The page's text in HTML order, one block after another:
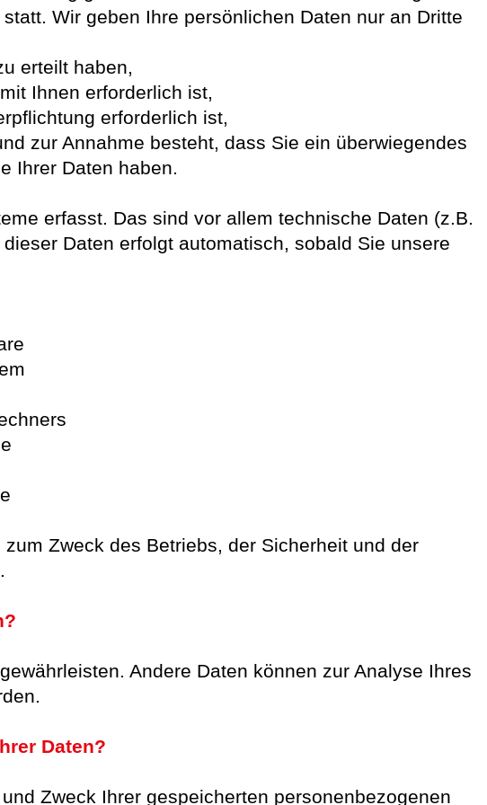
Wir geben Ihre persönlichen Daten nur an Dritte
erteilt haben,
Ihnen erforderlich ist,
erforderlich ist,
zur Annahme besteht, dass Sie ein überwiegendes
Ihrer Daten haben.
erfasst. Das sind vor allem technische Daten (z.B.
Daten erfolgt automatisch, sobald Sie unsere
Zweck des Betriebs, der Sicherheit und der
Andere Daten können zur Analyse Ihres
Daten?
Zweck Ihrer gespeicherten personenbezogenen